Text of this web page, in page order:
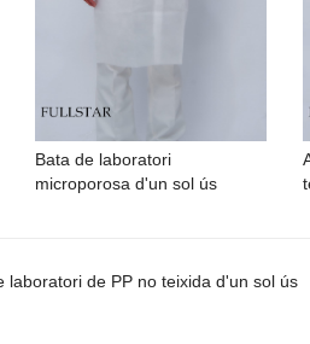
Bata de laboratori
microporosa d'un sol ús
laboratori de PP no teixida d'un sol ús